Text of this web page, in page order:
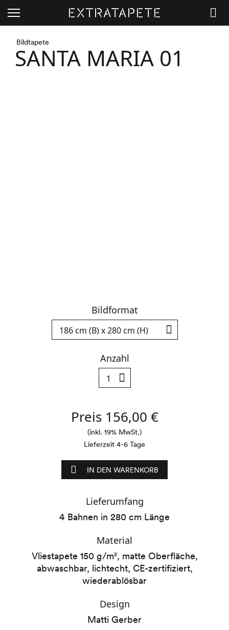
Menü
Facebook
Bildtapete
SANTA MARIA 01
Bildformat
Anzahl
Preis 156,00 €
(inkl. 19% MwSt.)
Lieferzeit 4-6 Tage
IN DEN WARENKORB
Lieferumfang
4 Bahnen in 280 cm Länge
Material
Vliestapete 150 g/m², matte Oberfläche,
abwaschbar, lichtecht, CE-zertifiziert,
wiederablösbar
Design
Matti Gerber